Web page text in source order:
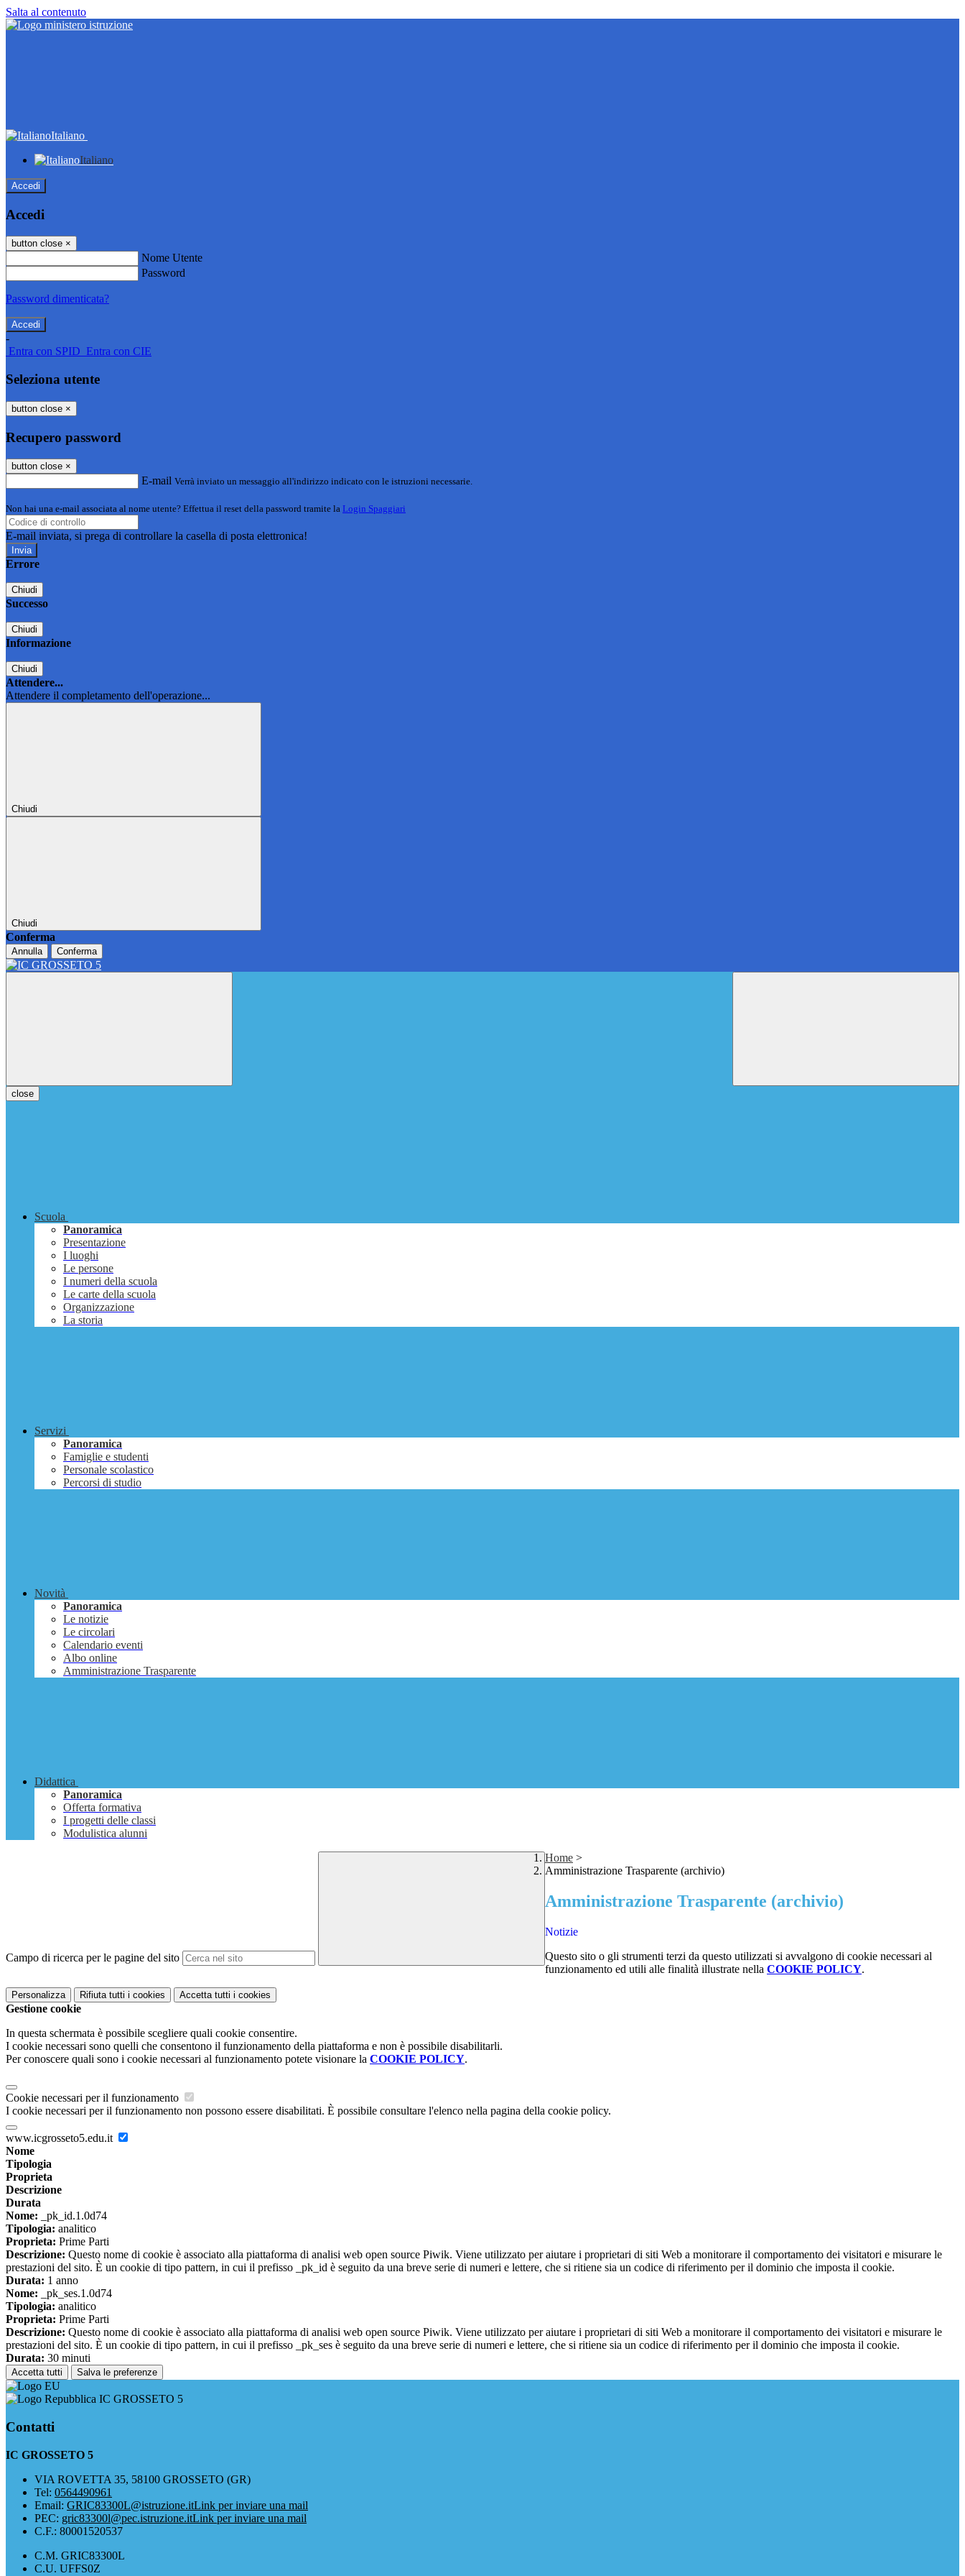
Salta al contenuto
Italiano
Italiano
Accedi
Accedi
button close ×
Nome Utente
Password
Password dimenticata?
-
Entra con SPID Entra con CIE
Seleziona utente
button close ×
Recupero password
button close ×
E-mail Verrà inviato un messaggio all'indirizzo indicato con le istruzioni necessarie.
Non hai una e-mail associata al nome utente? Effettua il reset della password tramite la Login Spaggiari
E-mail inviata, si prega di controllare la casella di posta elettronica!
Errore
Chiudi
Successo
Chiudi
Informazione
Chiudi
Attendere...
Attendere il completamento dell'operazione...
Chiudi
Chiudi
Conferma
Annulla Conferma
close
Scuola
Panoramica
Presentazione
I luoghi
Le persone
I numeri della scuola
Le carte della scuola
Organizzazione
La storia
Servizi
Panoramica
Famiglie e studenti
Personale scolastico
Percorsi di studio
Novità
Panoramica
Le notizie
Le circolari
Calendario eventi
Albo online
Amministrazione Trasparente
Didattica
Panoramica
Offerta formativa
I progetti delle classi
Modulistica alunni
Campo di ricerca per le pagine del sito
Home >
Amministrazione Trasparente (archivio)
Amministrazione Trasparente (archivio)
Notizie
Questo sito o gli strumenti terzi da questo utilizzati si avvalgono di cookie necessari al
funzionamento ed utili alle finalità illustrate nella COOKIE POLICY.
Personalizza Rifiuta tutti i cookies Accetta tutti i cookies
Gestione cookie
In questa schermata è possibile scegliere quali cookie consentire.
I cookie necessari sono quelli che consentono il funzionamento della piattaforma e non è possibile disabilitarli.
Per conoscere quali sono i cookie necessari al funzionamento potete visionare la COOKIE POLICY.
Cookie necessari per il funzionamento
I cookie necessari per il funzionamento non possono essere disabilitati. È possibile consultare l'elenco nella pagina della cookie policy.
www.icgrosseto5.edu.it
Nome
Tipologia
Proprieta
Descrizione
Durata
Nome: _pk_id.1.0d74
Tipologia: analitico
Proprieta: Prime Parti
Descrizione: Questo nome di cookie è associato alla piattaforma di analisi web open source Piwik. Viene utilizzato per aiutare i proprietari di siti Web a monitorare il comportamento dei visitatori e misurare le
prestazioni del sito. È un cookie di tipo pattern, in cui il prefisso _pk_id è seguito da una breve serie di numeri e lettere, che si ritiene sia un codice di riferimento per il dominio che imposta il cookie.
Durata: 1 anno
Nome: _pk_ses.1.0d74
Tipologia: analitico
Proprieta: Prime Parti
Descrizione: Questo nome di cookie è associato alla piattaforma di analisi web open source Piwik. Viene utilizzato per aiutare i proprietari di siti Web a monitorare il comportamento dei visitatori e misurare le
prestazioni del sito. È un cookie di tipo pattern, in cui il prefisso _pk_ses è seguito da una breve serie di numeri e lettere, che si ritiene sia un codice di riferimento per il dominio che imposta il cookie.
Durata: 30 minuti
Accetta tutti Salva le preferenze
IC GROSSETO 5
Contatti
IC GROSSETO 5
VIA ROVETTA 35, 58100 GROSSETO (GR)
Tel: 0564490961
Email: GRIC83300L@istruzione.itLink per inviare una mail
PEC: gric83300l@pec.istruzione.itLink per inviare una mail
C.F.: 80001520537
C.M. GRIC83300L
C.U. UFFS0Z